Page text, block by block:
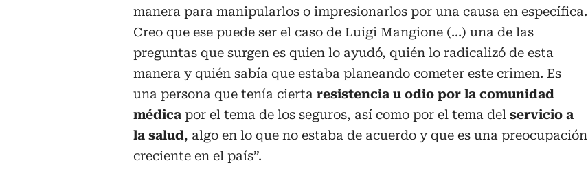
manera para manipularlos o impresionarlos por una causa en específica.
Creo que ese puede ser el caso de Luigi Mangione (…) una de las
preguntas que surgen es quien lo ayudó, quién lo radicalizó de esta
manera y quién sabía que estaba planeando cometer este crimen. Es
una persona que tenía cierta resistencia u odio por la comunidad
médica por el tema de los seguros, así como por el tema del servicio a
la salud, algo en lo que no estaba de acuerdo y que es una preocupación
creciente en el país”.